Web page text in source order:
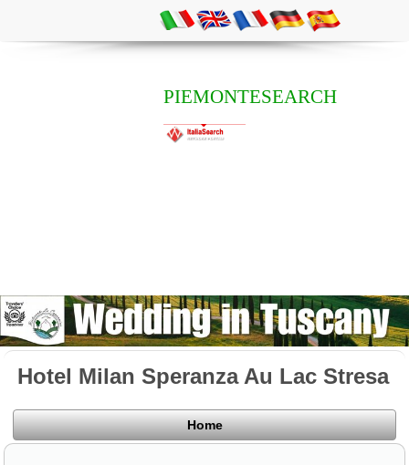
PIEMONTESEARCH
Hotel Milan Speranza Au Lac Stresa
Home